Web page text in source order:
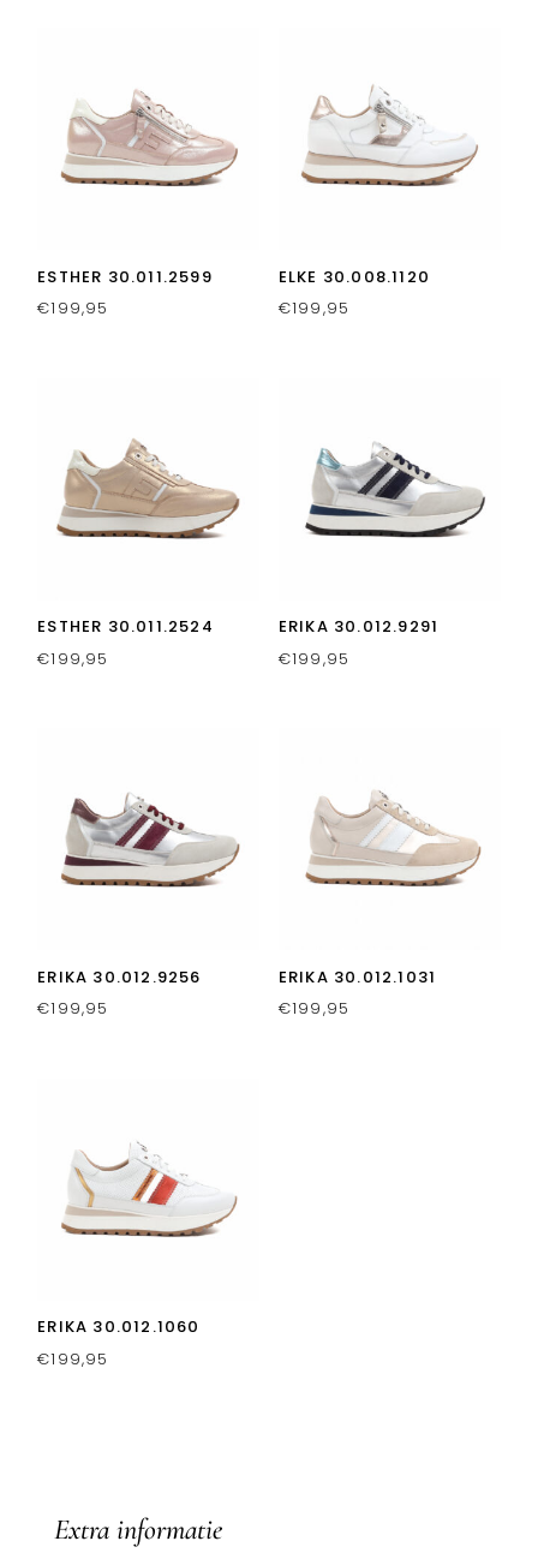
ESTHER 30.011.2599
€199,95
ELKE 30.008.1120
€199,95
ESTHER 30.011.2524
€199,95
ERIKA 30.012.9291
€199,95
ERIKA 30.012.9256
€199,95
ERIKA 30.012.1031
€199,95
ERIKA 30.012.1060
€199,95
Extra informatie